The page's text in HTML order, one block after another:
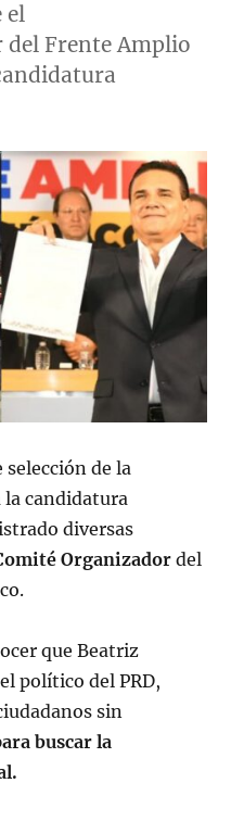
el
del Frente Amplio
de la
candidatura
diversas
Organizador del
que Beatriz
político del PRD,
sin
buscar la